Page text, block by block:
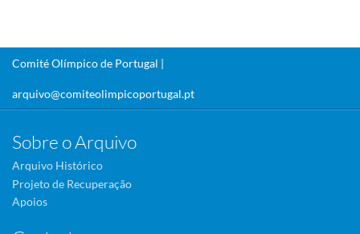
Comité Olímpico de Portugal |
arquivo@comiteolimpicoportugal.pt
Sobre o Arquivo
Arquivo Histórico
Projeto de Recuperação
Apoios